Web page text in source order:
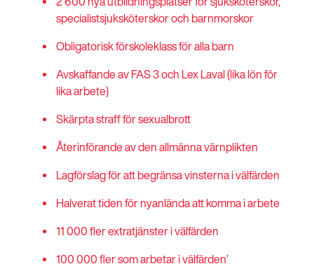
specialistsjuksköterskor och barnmorskor
Obligatorisk förskoleklass för alla barn
Avskaffande av FAS 3och Lex Laval (lika lön för
lika arbete)
Skärpta straff för sexualbrott
Återinförande av den allmänna värnplikten
Lagförslag för att begränsa vinsterna i välfärden
Halverat tiden för nyanlända att komma i arbete
11 000 fler extratjänster i välfärden
100 000 fler som arbetar i välfärden’